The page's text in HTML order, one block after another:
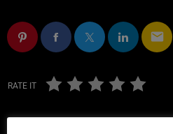
email
RATE IT